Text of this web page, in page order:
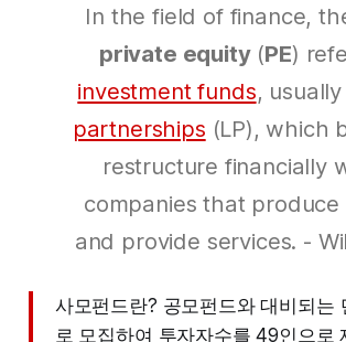
In the field of finance,
private equity(PE)
investment funds, usually
partnerships (LP), which
restructure financially
companies that produce
and provide services. -
사모펀드란? 공모펀드와 대비되는
로 모집하여 투자자수를 49인으로